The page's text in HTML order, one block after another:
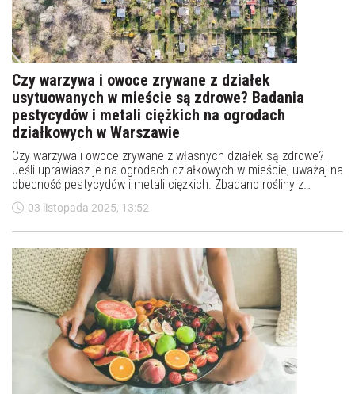
Czy warzywa i owoce zrywane z działek
usytuowanych w mieście są zdrowe? Badania
pestycydów i metali ciężkich na ogrodach
działkowych w Warszawie
Czy warzywa i owoce zrywane z własnych działek są zdrowe?
Jeśli uprawiasz je na ogrodach działkowych w mieście, uważaj na
obecność pestycydów i metali ciężkich. Zbadano rośliny z
ogródków działkowych w Warszawie.
03 listopada 2025, 13:52